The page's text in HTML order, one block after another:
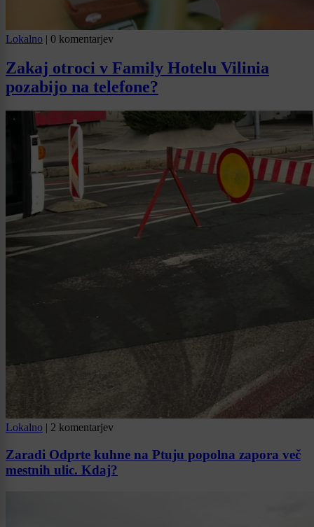
Lokalno | 0 komentarjev
Zakaj otroci v Family Hotelu Vilinia
pozabijo na telefone?
Lokalno | 2 komentarjev
Zaradi Odprte kuhne na Ptuju popolna zapora več
mestnih ulic. Kdaj?